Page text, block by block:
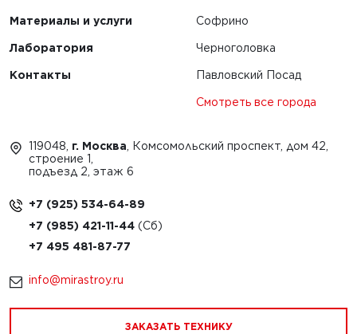
Материалы и услуги
Лаборатория
Контакты
Софрино
Черноголовка
Павловский Посад
Смотреть все города
119048, г. Москва , Комсомольский проспект, дом 42,
строение 1,
подъезд 2, этаж 6
+7 (925) 534-64-89
+7 (985) 421-11-44
+7 495 481-87-77
info@mirastroy.ru
ЗАКАЗАТЬ ТЕХНИКУ